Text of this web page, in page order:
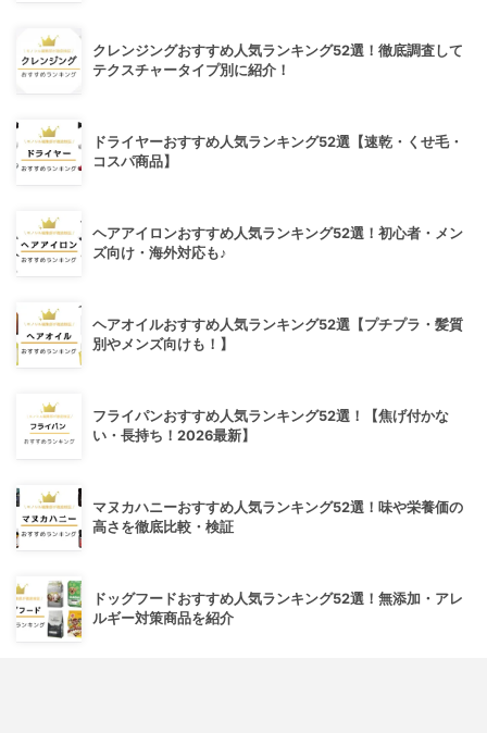
クレンジングおすすめ人気ランキング52選！徹底調査して
テクスチャータイプ別に紹介！
ドライヤーおすすめ人気ランキング52選【速乾・くせ毛・
コスパ商品】
ヘアアイロンおすすめ人気ランキング52選！初心者・メン
ズ向け・海外対応も♪
ヘアオイルおすすめ人気ランキング52選【プチプラ・髪質
別やメンズ向けも！】
フライパンおすすめ人気ランキング52選！【焦げ付かな
い・長持ち！2026最新】
マヌカハニーおすすめ人気ランキング52選！味や栄養価の
高さを徹底比較・検証
ドッグフードおすすめ人気ランキング52選！無添加・アレ
ルギー対策商品を紹介